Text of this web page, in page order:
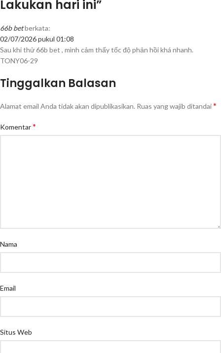
Lakukan hari ini”
66b betberkata:
02/07/2026 pukul 01:08
Sau khi thử 66b bet , mình cảm thấy tốc độ phản hồi khá nhanh.
TONY06-29
Tinggalkan Balasan
Alamat email Anda tidak akan dipublikasikan. Ruas yang wajib ditandai*
Komentar*
Nama
Email
Situs Web